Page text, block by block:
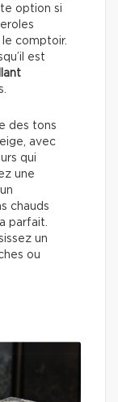
option si
comptoir.
est
des tons
avec
qui
une
chauds
parfait.
un
ou